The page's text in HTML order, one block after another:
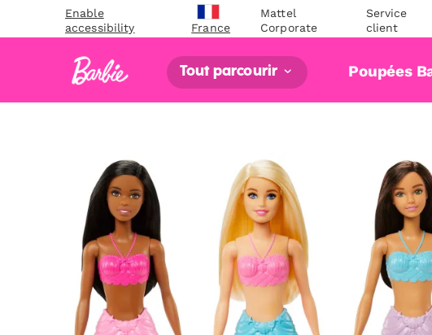
Enable
accessibility
France
Mattel
Corporate
Service
client
Tout parcourir Poupées